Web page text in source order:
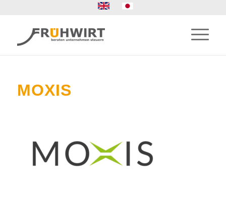
MOXIS